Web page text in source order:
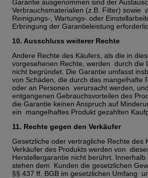
Garantie ausgenommen sind der
Verbrauchsmaterialien (z.B. Filter) sowie
Reinigungs-, Wartungs- oder
Erbringung der Garantieleistung
10. Ausschluss weiterer Rechte
Andere Rechte des Käufers, als die in
vorgesehenen Rechte, werden durch die
nicht begründet. Die Garantie umfasst
von Schäden, die durch das mangelhafte
oder an Personen verursacht werden,
entgangenen Gebrauchsvorteilen des
die Garantie keinen Anspruch auf
ein mangelhaftes Produkt gezahlten
11. Rechte gegen den Verkäufer
Gesetzliche oder vertragliche Rechte des
Verkäufer des Produkts werden von
Herstellergarantie nicht berührt.
stehen dem Kunden die gesetzlichen
§§ 437 ff. BGB im gesetzlichen Umfang